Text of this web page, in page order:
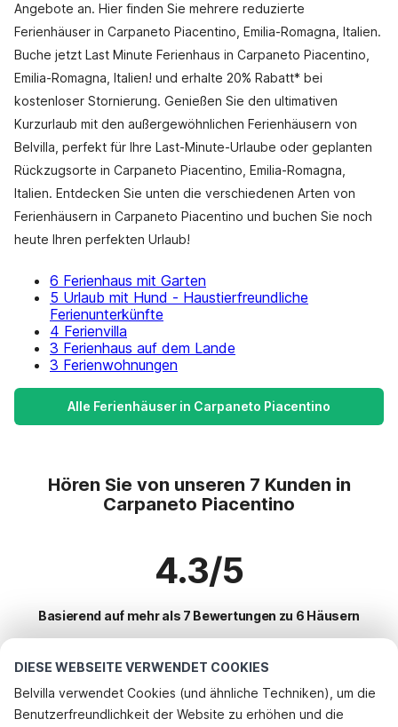
DIESE WEBSEITE VERWENDET COOKIES
Belvilla verwendet Cookies (und ähnliche Techniken), um die
Benutzerfreundlichkeit der Website zu erhöhen und die
Angebote an. Hier finden Sie mehrere reduzierte
Ferienhäuser in Carpaneto Piacentino, Emilia-Romagna, Italien.
Buche jetzt Last Minute Ferienhaus in Carpaneto Piacentino,
Emilia-Romagna, Italien! und erhalte 20% Rabatt* bei
kostenloser Stornierung. Genießen Sie den ultimativen
Kurzurlaub mit den außergewöhnlichen Ferienhäusern von
Belvilla, perfekt für Ihre Last-Minute-Urlaube oder geplanten
Rückzugsorte in Carpaneto Piacentino, Emilia-Romagna,
Italien. Entdecken Sie unten die verschiedenen Arten von
Ferienhäusern in Carpaneto Piacentino und buchen Sie noch
heute Ihren perfekten Urlaub!
6 Ferienhaus mit Garten
5 Urlaub mit Hund - Haustierfreundliche
Ferienunterkünfte
4 Ferienvilla
3 Ferienhaus auf dem Lande
3 Ferienwohnungen
Alle Ferienhäuser in Carpaneto Piacentino
Hören Sie von unseren 7 Kunden in
Carpaneto Piacentino
4.3/5
Basierend auf mehr als 7 Bewertungen zu 6 Häusern
Beliebteste Reiseziele für Urlaub
Top-Städte mit Top-Annehmlichkeiten für den Urlaub